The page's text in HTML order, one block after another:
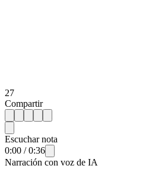
27
Compartir
Escuchar nota
0:00 /0:36
Narración con voz de IA